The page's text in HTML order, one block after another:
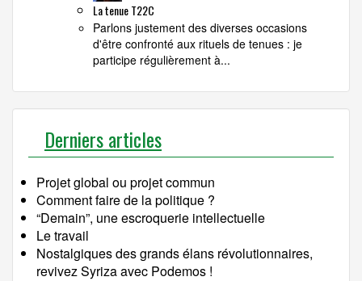
La tenue T22C
Parlons justement des diverses occasions
d'être confronté aux rituels de tenues : je
participe régulièrement à...
Derniers articles
Projet global ou projet commun
Comment faire de la politique ?
“Demain”, une escroquerie intellectuelle
Le travail
Nostalgiques des grands élans révolutionnaires,
revivez Syriza avec Podemos !